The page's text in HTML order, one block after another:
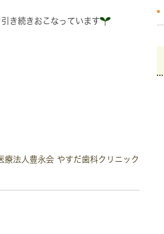
き続きおこなっています
療法人豊永会 やすだ歯科クリニック